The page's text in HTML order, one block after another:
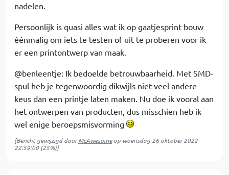
nadelen.
Persoonlijk is quasi alles wat ik op gaatjesprint bouw
éénmalig om iets te testen of uit te proberen voor ik
er een printontwerp van maak.
@benleentje: Ik bedoelde betrouwbaarheid. Met SMD-
spul heb je tegenwoordig dikwijls niet veel andere
keus dan een printje laten maken. Nu doe ik vooral aan
het ontwerpen van producten, dus misschien heb ik
wel enige beroepsmisvorming
[Bericht gewijzigd doorMcAwesomeop woensdag 26 oktober 2022
22:59:00(25%)]